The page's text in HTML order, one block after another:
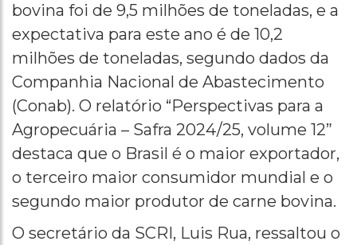
bovina foi de 9,5 milhões de toneladas, e a
expectativa para este ano é de 10,2
milhões de toneladas, segundo dados da
Companhia Nacional de Abastecimento
(Conab). O relatório “Perspectivas para a
Agropecuária – Safra 2024/25, volume 12”
destaca que o Brasil é o maior exportador,
o terceiro maior consumidor mundial e o
segundo maior produtor de carne bovina.
O secretário da SCRI, Luis Rua, ressaltou o